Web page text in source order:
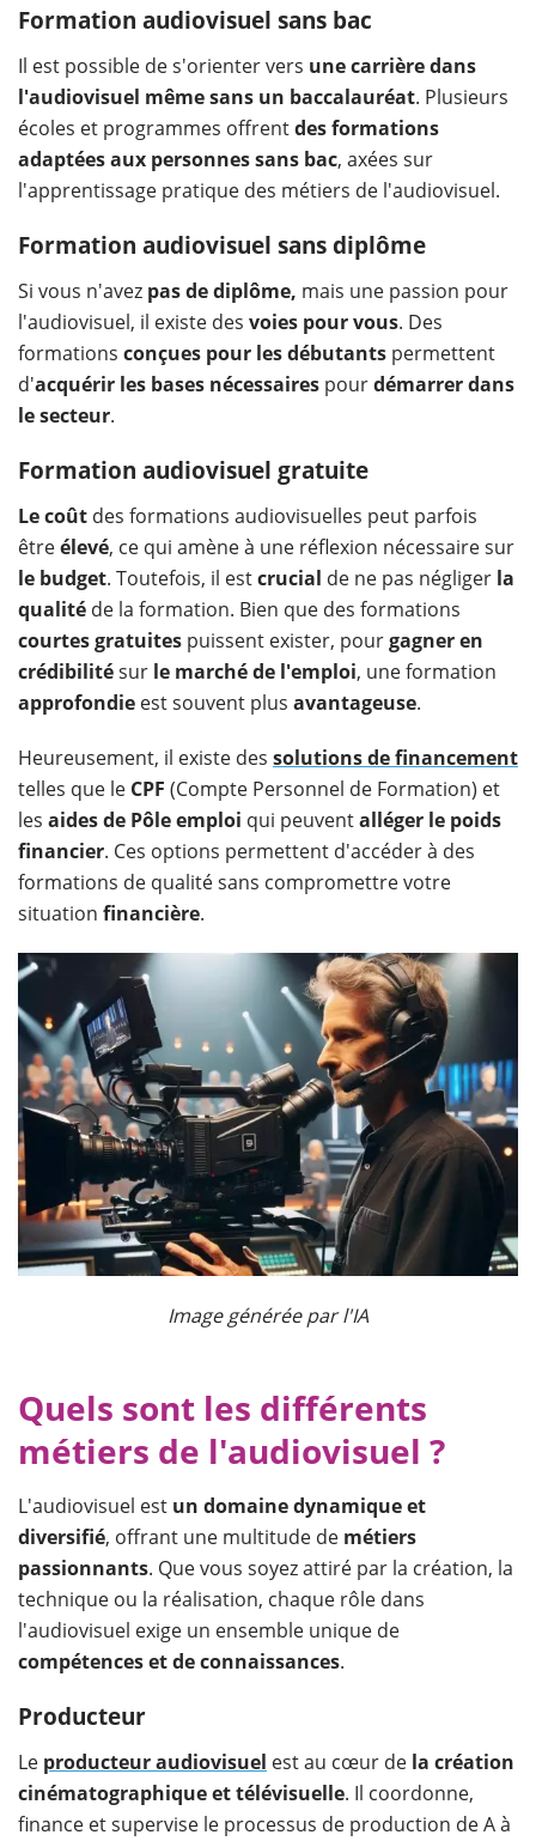
Formation audiovisuel sans bac
Il est possible de s'orienter vers une carrière dans
l'audiovisuel même sans un baccalauréat. Plusieurs
écoles et programmes offrentdes formations
adaptées aux personnes sans bac, axées sur
l'apprentissage pratique des métiers de l'audiovisuel.
Formation audiovisuel sans diplôme
Si vous n'avez pas de diplôme, mais une passion pour
l'audiovisuel, il existe des voies pour vous. Des
formations conçues pour les débutants permettent
d'acquérir les bases nécessaires pourdémarrer dans
le secteur.
Formation audiovisuel gratuite
Le coût des formations audiovisuelles peut parfois
êtreélevé, ce qui amène à une réflexion nécessaire sur
le budget. Toutefois, il estcrucial de ne pas négliger la
qualité de la formation. Bien que des formations
courtes gratuites puissent exister, pourgagner en
crédibilitésur le marché de l'emploi, une formation
approfondie est souvent plus avantageuse.
Heureusement, il existe des solutions de financement
telles que le CPF (Compte Personnel de Formation) et
les aides de Pôle emploi qui peuventalléger le poids
financier. Ces options permettent d'accéder à des
formations de qualité sans compromettre votre
situation financière.
Image générée par l'IA
Quels sont les différents
métiers de l'audiovisuel ?
L'audiovisuel est un domaine dynamique et
diversifié, offrant une multitude de métiers
passionnants. Que vous soyez attiré par la création, la
technique ou la réalisation, chaque rôle dans
l'audiovisuel exige un ensemble unique de
compétences et de connaissances.
Producteur
Le producteur audiovisuel est au cœur de la création
cinématographique et télévisuelle. Il coordonne,
finance et supervise le processus de production de A à